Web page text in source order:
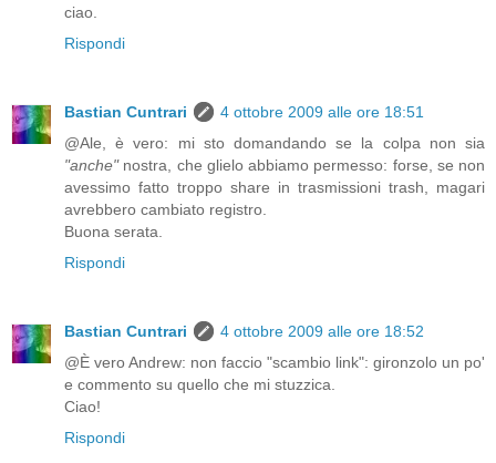
ciao.
Rispondi
Bastian Cuntrari
4 ottobre 2009 alle ore 18:51
@Ale, è vero: mi sto domandando se la colpa non sia
"anche"nostra, che glielo abbiamo permesso: forse, se non
avessimo fatto troppo share in trasmissioni trash, magari
avrebbero cambiato registro.
Buona serata.
Rispondi
Bastian Cuntrari
4 ottobre 2009 alle ore 18:52
@È vero Andrew: non faccio "scambio link": gironzolo un po'
e commento su quello che mi stuzzica.
Ciao!
Rispondi